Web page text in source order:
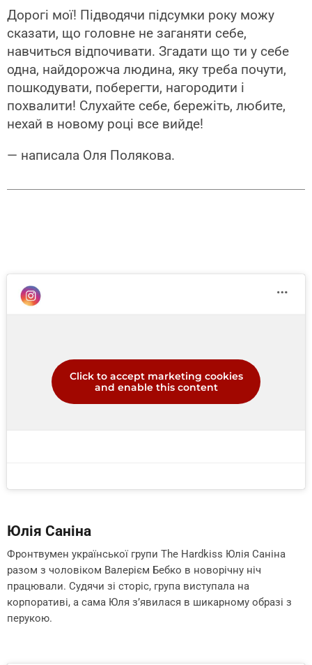
Дорогі мої! Підводячи підсумки року можу
сказати, що головне не заганяти себе,
навчиться відпочивати. Згадати що ти у себе
одна, найдорожча людина, яку треба почути,
пошкодувати, поберегти, нагородити і
похвалити! Слухайте себе, бережіть, любите,
нехай в новому році все вийде!
— написала Оля Полякова.
Click to accept marketing cookies
and enable this content
Юлія Саніна
Фронтвумен української групи The Hardkiss Юлія Саніна
разом з чоловіком Валерієм Бебко в новорічну ніч
працювали. Судячи зі сторіс, група виступала на
корпоративі, а сама Юля з’явилася в шикарному образі з
перукою.